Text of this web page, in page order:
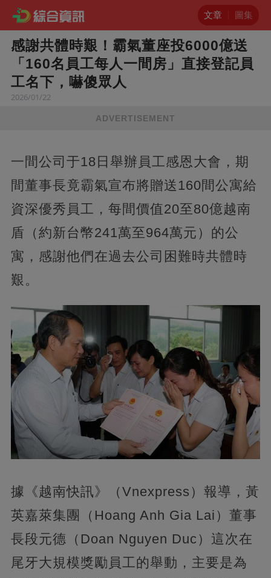
文章 圖集
感謝共體時艱！霸氣董座投6000億送
「160名員工每人一間房」直接登記員
工名下，嚇傻眾人
2026/01/22
ADVERTISEMENT
一間公司于18日舉辦員工感恩大會，期
間董事長竟霸氣宣布將贈送160間公寓給
資深優秀員工，每間價值20至80億越南
盾（約新台幣241萬至964萬元）的公
寓，感謝他們在過去公司困難時共體時
艱。
據《越南快訊》（Vnexpress）報導，黃
英嘉萊集團（Hoang Anh Gia Lai）董事
長段元德（Doan Nguyen Duc）這次在
尾牙大規模獎勵員工的舉動，主要是為